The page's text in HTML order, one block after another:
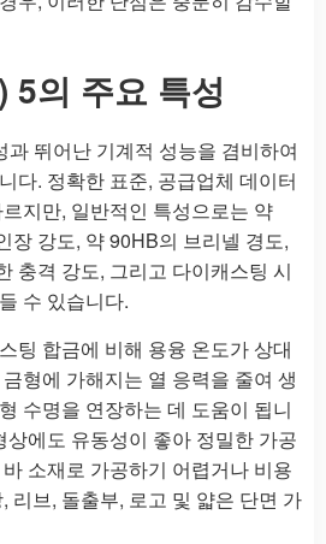
5의 주요 특성
과 뛰어난 기계적 성능을 겸비하여
다. 정확한 표준, 공급업체 데이터
지만, 일반적인 특성으로는 약
장 강도, 약 90HB의 브리넬 경도,
충격 강도, 그리고 다이캐스팅 시
수 있습니다.
팅 합금에 비해 용융 온도가 상대
형에 가해지는 열 응력을 줄여 생
수명을 연장하는 데 도움이 됩니
상에도 유동성이 좋아 정밀한 가공
소재로 가공하기 어렵거나 비용
리브, 돌출부, 로고 및 얇은 단면 가